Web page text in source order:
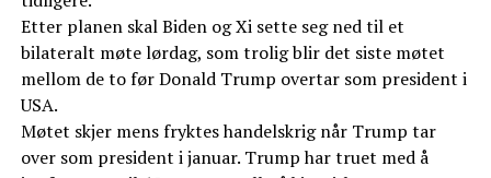
Etter planen skal Biden og Xi sette seg ned til et
bilateralt møte lørdag, som trolig blir det siste møtet
mellom de to før Donald Trump overtar som president i
USA.
Møtet skjer mens fryktes handelskrig når Trump tar
over som president i januar. Trump har truet med å